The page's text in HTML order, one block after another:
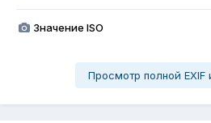
Значение ISO
Просмотр полной EXIF